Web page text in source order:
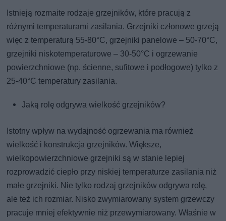
Istnieją rozmaite rodzaje grzejników, które pracują z
różnymi temperaturami zasilania. Grzejniki członowe grzeją
więc z temperaturą 55-80°C, grzejniki panelowe – 50-70°C,
grzejniki niskotemperaturowe – 30-50°C i ogrzewanie
powierzchniowe (np. ścienne, sufitowe i podłogowe) tylko z
25-40°C temperatury zasilania.
Jaką rolę odgrywa wielkość grzejników?
Istotny wpływ na wydajność ogrzewania ma również
wielkość i konstrukcja grzejników. Większe,
wielkopowierzchniowe grzejniki są w stanie lepiej
rozprowadzić ciepło przy niskiej temperaturze zasilania niż
małe grzejniki. Nie tylko rodzaj grzejników odgrywa rolę,
ale też ich rozmiar. Nisko zwymiarowany system grzewczy
pracuje mniej efektywnie niż przewymiarowany. Właśnie w